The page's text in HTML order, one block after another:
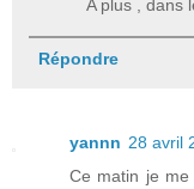
A plus , dans
Répondre
yannn 28 avril
Ce matin je